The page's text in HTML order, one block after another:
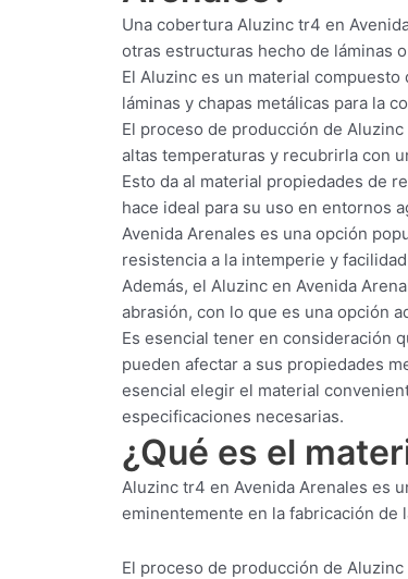
Una cobertura Aluzinc tr4 en
otras estructuras hecho de láminas
El Aluzinc es un material
láminas y chapas metálicas para la
El proceso de producción de
altas temperaturas y recubrirla con
Esto da al material propiedades de
hace ideal para su uso en entornos
Avenida Arenales es una opción
resistencia a la intemperie y
Además, el Aluzinc en Avenida
abrasión, con lo que es una opción
Es esencial tener en consideración
pueden afectar a sus propiedades
esencial elegir el material
especificaciones necesarias.
¿Qué es el
Aluzinc tr4 en Avenida Arenales es
eminentemente en la fabricación de
El proceso de producción de